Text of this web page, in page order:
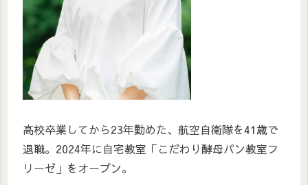
高校卒業してから23年勤めた、航空自衛隊を41歳で
退職。2024年に自宅教室「こだわり酵母パン教室フ
リーゼ」をオープン。